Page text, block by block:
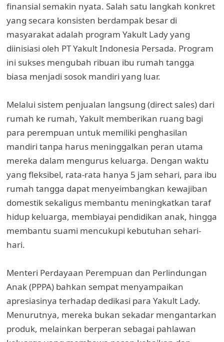
finansial semakin nyata. Salah satu langkah konkret
yang secara konsisten berdampak besar di
masyarakat adalah program Yakult Lady yang
diinisiasi oleh PT Yakult Indonesia Persada. Program
ini sukses mengubah ribuan ibu rumah tangga
biasa menjadi sosok mandiri yang luar.
Melalui sistem penjualan langsung (direct sales) dari
rumah ke rumah, Yakult memberikan ruang bagi
para perempuan untuk memiliki penghasilan
mandiri tanpa harus meninggalkan peran utama
mereka dalam mengurus keluarga. Dengan waktu
yang fleksibel, rata-rata hanya 5 jam sehari, para ibu
rumah tangga dapat menyeimbangkan kewajiban
domestik sekaligus membantu meningkatkan taraf
hidup keluarga, membiayai pendidikan anak, hingga
membantu suami mencukupi kebutuhan sehari-
hari.
Menteri Perdayaan Perempuan dan Perlindungan
Anak (PPPA) bahkan sempat menyampaikan
apresiasinya terhadap dedikasi para Yakult Lady.
Menurutnya, mereka bukan sekadar mengantarkan
produk, melainkan berperan sebagai pahlawan